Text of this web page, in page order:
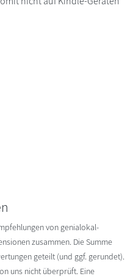
von genialokal-
zusammen. Die Summe
geteilt (und ggf. gerundet).
uns nicht überprüft. Eine